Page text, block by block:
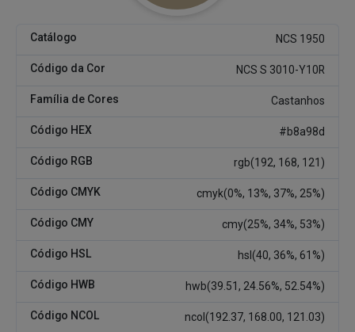
Catálogo NCS 1950
Código da Cor NCS S 3010-Y10R
Família de Cores Castanhos
Código HEX #b8a98d
Código RGB rgb(192, 168, 121)
Código CMYK cmyk(0%, 13%, 37%, 25%)
Código CMY cmy(25%, 34%, 53%)
Código HSL hsl(40, 36%, 61%)
Código HWB hwb(39.51, 24.56%, 52.54%)
Código NCOL ncol(192.37, 168.00, 121.03)